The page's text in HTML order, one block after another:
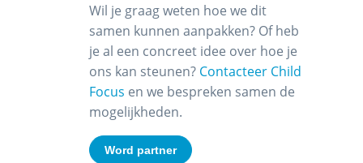
Wil je graag weten hoe we dit
samen kunnen aanpakken? Of heb
je al een concreet idee over hoe je
ons kan steunen? Contacteer Child
Focus en we bespreken samen de
mogelijkheden.
Word partner